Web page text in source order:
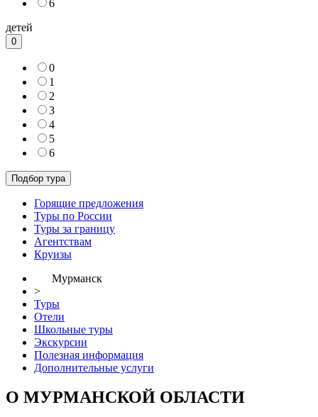
6
детей
0
0
1
2
3
4
5
6
Горящие предложения
Туры по России
Туры за границу
Агентствам
Круизы
Мурманск
>
Туры
Отели
Школьные туры
Экскурсии
Полезная информация
Дополнительные услуги
О МУРМАНСКОЙ ОБЛАСТИ